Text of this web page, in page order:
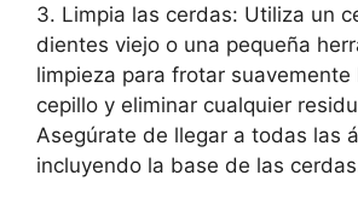
3. Limpia las cerdas: Utiliza un
dientes viejo o una pequeña
limpieza para frotar suavemente
cepillo y eliminar cualquier
Asegúrate de llegar a todas las
incluyendo la base de las